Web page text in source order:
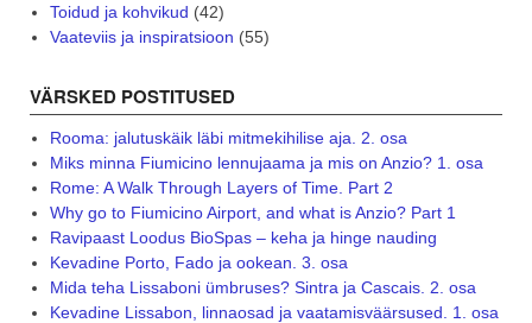
Toidud ja kohvikud (42)
Vaateviis ja inspiratsioon (55)
VÄRSKED POSTITUSED
Rooma: jalutuskäik läbi mitmekihilise aja. 2. osa
Miks minna Fiumicino lennujaama ja mis on Anzio? 1. osa
Rome: A Walk Through Layers of Time. Part 2
Why go to Fiumicino Airport, and what is Anzio? Part 1
Ravipaast Loodus BioSpas – keha ja hinge nauding
Kevadine Porto, Fado ja ookean. 3. osa
Mida teha Lissaboni ümbruses? Sintra ja Cascais. 2. osa
Kevadine Lissabon, linnaosad ja vaatamisväärsused. 1. osa